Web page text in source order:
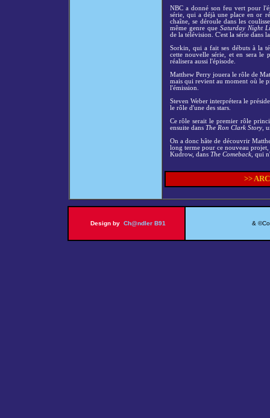
NBC a donné son feu vert pour
série, qui a déjà une place en or
chaîne, se déroule dans les
même genre que Saturday Night
de la télévision. C'est la série dans
Sorkin, qui a fait ses débuts à la
cette nouvelle série, et en sera le
réalisera aussi l'épisode.
Matthew Perry jouera le rôle de
mais qui revient au moment où le
l'émission.
Steven Weber interprétera le
le rôle d'une des stars.
Ce rôle serait le premier rôle
ensuite dans The Ron Clark Story,
On a donc hâte de découvrir
long terme pour ce nouveau
Kudrow, dans The Comeback, qui
>>
Design by Ch@ndler B91 &